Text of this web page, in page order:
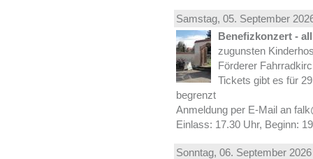
Samstag, 05. September
Benefizkonzert -
zugunsten
Förderer
Tickets gibt es für
begrenzt
Anmeldung per E-Mail an
Einlass: 17.30 Uhr, Beginn:
Sonntag, 06. September